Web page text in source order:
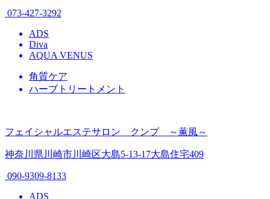
073-427-3292
ADS
Diva
AQUA VENUS
角質ケア
ハーブトリートメント
フェイシャルエステサロン クンプ ～薫風～
神奈川県川崎市川崎区大島5-13-17大島住宅409
090-9309-8133
ADS